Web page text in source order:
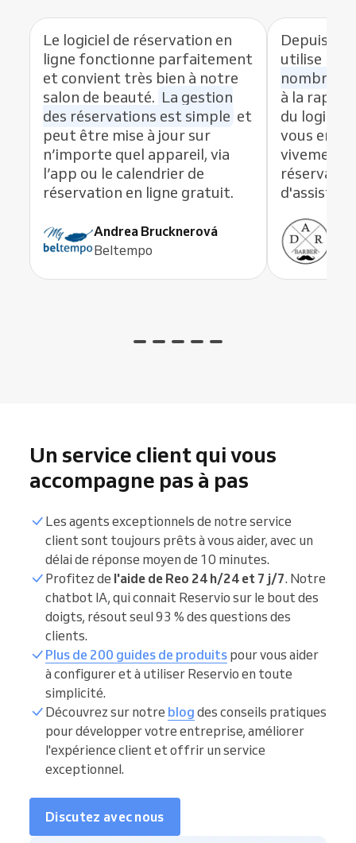
Le logiciel de réservation en
ligne fonctionne parfaitement
et convient très bien à notre
salon de beauté. La gestion
des réservations est simple et
peut être mise à jour sur
n’importe quel appareil, via
l’app ou le calendrier de
réservation en ligne gratuit.
Andrea Brucknerová
Beltempo
Depuis
utilise
nombre
à la
du logiciel
vous en
vivement
Un service client qui vous
accompagne pas à pas
Les agents exceptionnels de notre service
client sont toujours prêts à vous aider, avec un
délai de réponse moyen de 10 minutes.
Profitez de l'aide de Reo 24 h/24 et 7 j/7. Notre
chatbot IA, qui connait Reservio sur le bout des
doigts, résout seul 93 % des questions des
clients.
Plus de 200 guides de produits pour vous aider
à configurer et à utiliser Reservio en toute
simplicité.
Découvrez sur notre blog des conseils pratiques
pour développer votre entreprise, améliorer
l'expérience client et offrir un service
exceptionnel.
Discutez avec nous